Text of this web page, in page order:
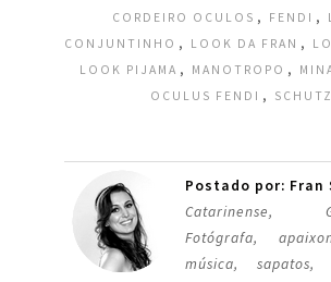
CORDEIRO OCULOS , FENDI ,
CONJUNTINHO , LOOK DA FRAN ,
LOOK PIJAMA , MANOTROPO ,
OCULUS FENDI , SCHUTZ
Postado por: Fran
Catarinense,
Fotógrafa,
música, sapatos,